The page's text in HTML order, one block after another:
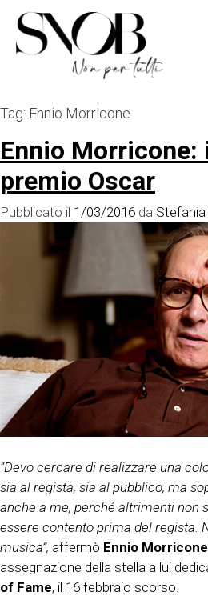
content
Tag: Ennio Morricone
Ennio Morricone:
premio Oscar
Pubblicato il 1/03/2016 da Stefania
“Devo cercare di realizzare una
sia al regista, sia al pubblico, ma
anche a me, perché altrimenti non
essere contento prima del regista.
musica”, affermò Ennio Morricone
assegnazione della stella a lui
of Fame, il 16 febbraio scorso.